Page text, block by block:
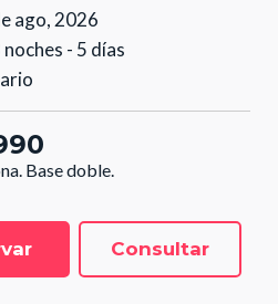
ago, 2026
noches - 5 días
Base doble.
Consultar